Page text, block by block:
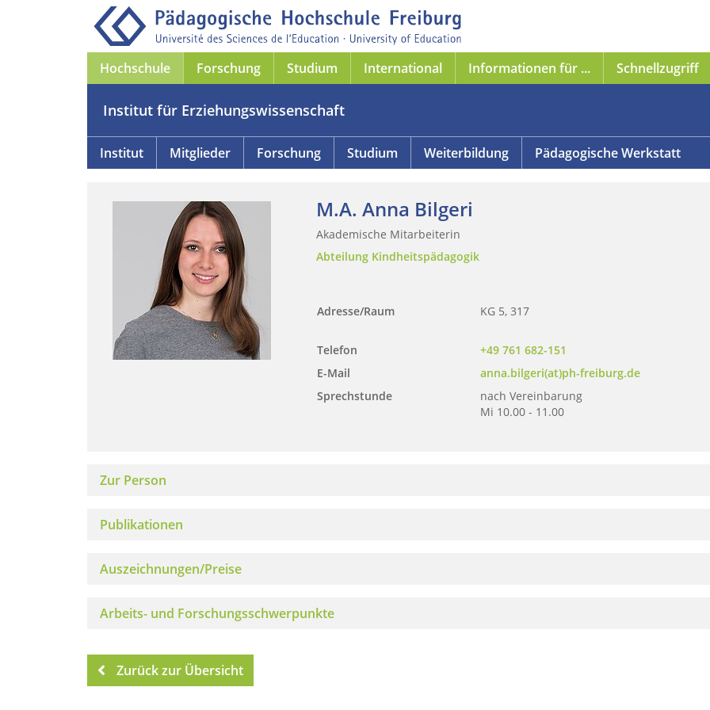
Hochschule Forschung Studium International Informationen für ... Schnellzugriff
Institut für Erziehungswissenschaft
Institut Mitglieder Forschung Studium Weiterbildung Pädagogische Werkstatt
M.A. Anna Bilgeri
Akademische Mitarbeiterin
Abteilung Kindheitspädagogik
Adresse/Raum KG 5, 317
Telefon
+49 761 682-151
E-Mail
anna.bilgeri(at)ph-freiburg.de
Sprechstunde
nach Vereinbarung
Mi 10.00 - 11.00
Zur Person
Publikationen
Auszeichnungen/Preise
Arbeits- und Forschungsschwerpunkte
Zurück zur Übersicht